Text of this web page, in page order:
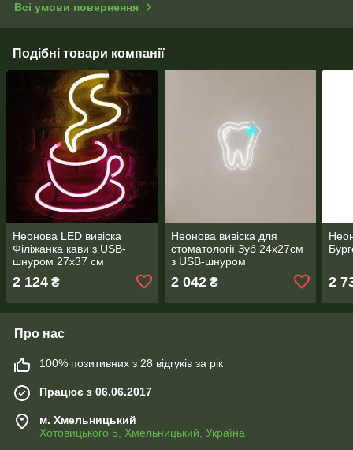
Всі умови повернення
Подібні товари компанії
Неонова LED вивіска
Філіжанка кави з USB-
шнуром 27х37 см
2 124 ₴
Неонова вивіска для
стоматології Зуб 24х27см
з USB-шнуром
2 042₴ 2
Про нас
100% позитивних з 28 відгуків за рік
Працює з 06.06.2017
м. Хмельницький
Хотовицького 5, Хмельницький, Україна